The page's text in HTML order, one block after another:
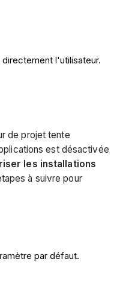
l'utilisateur.
de projet tente
est désactivée
les installations
à suivre pour
par défaut.